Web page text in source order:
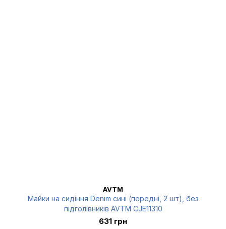
AVTM
Майки на сидіння Denim сині (передні, 2 шт), без
підголівників AVTM CJE11310
631 грн